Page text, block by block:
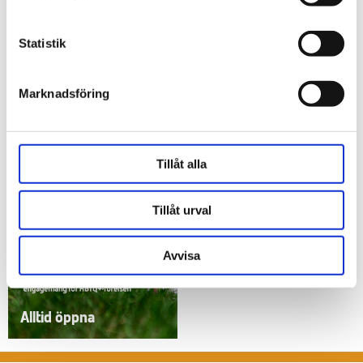
Statistik
Marknadsföring
Tillåt alla
Tillåt urval
Avvisa
Alltid öppna Alltid öppna
Alltid öppna